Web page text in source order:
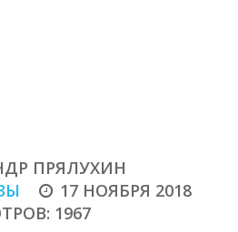
ПРЯЛУХИН
17 НОЯБРЯ 2018
1967